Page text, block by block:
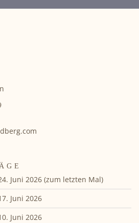
Juni 2026 (zum letzten Mal)
Juni 2026
Juni 2026